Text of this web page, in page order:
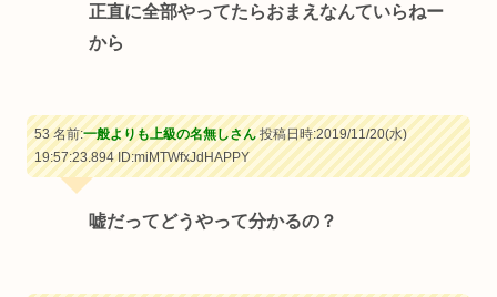
正直に全部やってたらおまえなんていらねー
から
53 名前:一般よりも上級の名無しさん投稿日時:2019/11/20(水)
19:57:23.894ID:miMTWfxJdHAPPY
嘘だってどうやって分かるの？